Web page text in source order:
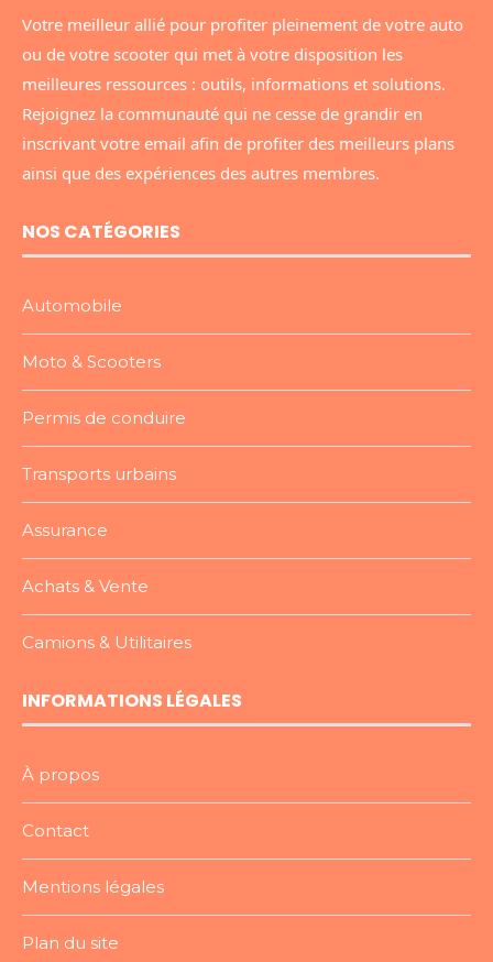
Votre meilleur allié pour profiter pleinement de votre auto
ou de votre scooter qui met à votre disposition les
meilleures ressources : outils, informations et solutions.
Rejoignez la communauté qui ne cesse de grandir en
inscrivant votre email afin de profiter des meilleurs plans
ainsi que des expériences des autres membres.
NOS CATÉGORIES
Automobile
Moto & Scooters
Permis de conduire
Transports urbains
Assurance
Achats & Vente
Camions & Utilitaires
INFORMATIONS LÉGALES
À propos
Contact
Mentions légales
Plan du site